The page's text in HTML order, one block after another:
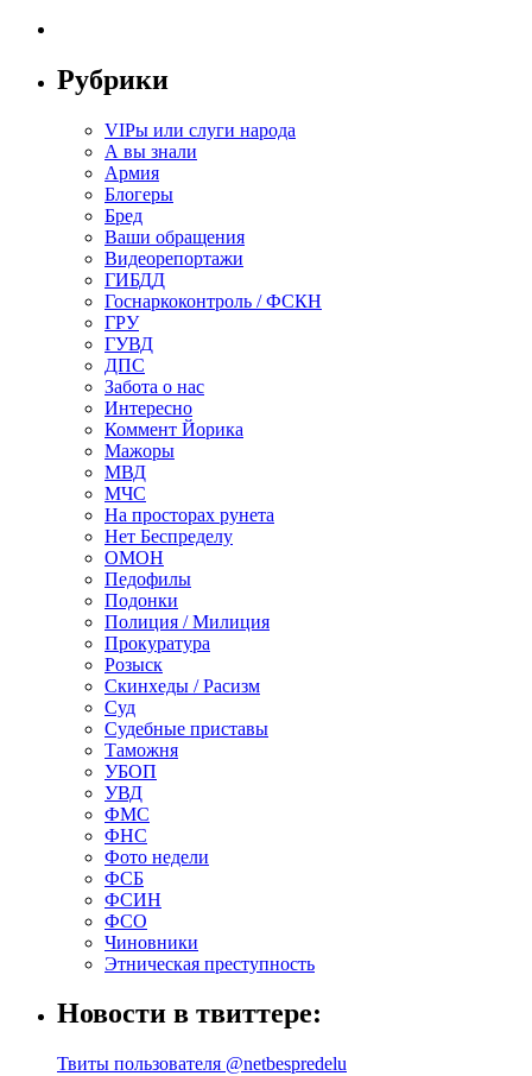
Рубрики
VIPы или слуги народа
А вы знали
Армия
Блогеры
Бред
Ваши обращения
Видеорепортажи
ГИБДД
Госнаркоконтроль / ФСКН
ГРУ
ГУВД
ДПС
Забота о нас
Интересно
Коммент Йорика
Мажоры
МВД
МЧС
На просторах рунета
Нет Беспределу
ОМОН
Педофилы
Подонки
Полиция / Милиция
Прокуратура
Розыск
Скинхеды / Расизм
Суд
Судебные приставы
Таможня
УБОП
УВД
ФМС
ФНС
Фото недели
ФСБ
ФСИН
ФСО
Чиновники
Этническая преступность
Новости в твиттере:
Твиты пользователя @netbespredelu